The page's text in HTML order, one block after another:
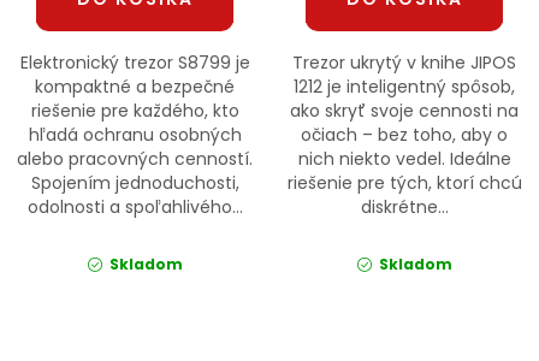
Elektronický trezor S8799 je
kompaktné a bezpečné
riešenie pre každého, kto
hľadá ochranu osobných
alebo pracovných cenností.
Spojením jednoduchosti,
odolnosti a spoľahlivého...
Skladom
Trezor ukrytý v knihe JIPOS
1212 je inteligentný spôsob,
ako skryť svoje cennosti na
očiach – bez toho, aby o
nich niekto vedel. Ideálne
riešenie pre tých, ktorí chcú
diskrétne...
Skladom